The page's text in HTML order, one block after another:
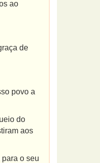
ao
de
povo a
do
aos
o seu